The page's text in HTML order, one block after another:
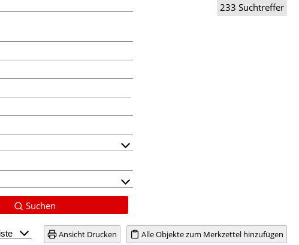
233 Suchtreffer
Suchen
Alle Objekte zum Merkzettel hinzufügen
Ansicht Drucken